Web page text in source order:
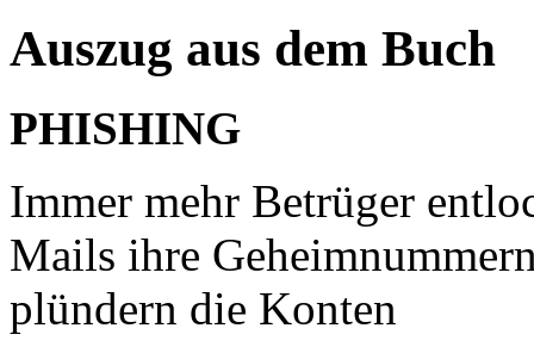
Auszug aus dem Buch
PHISHING
Immer mehr Betrüger
Mails ihre
plündern die Konten